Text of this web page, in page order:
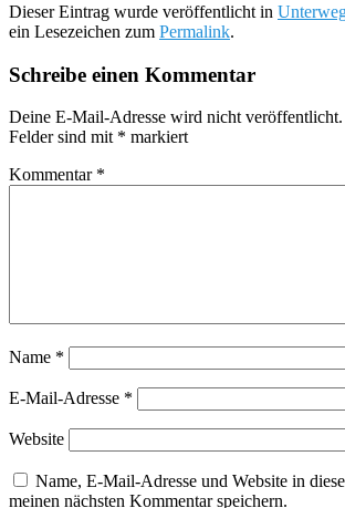
Dieser Eintrag wurde veröffentlicht in
ein Lesezeichen zum Permalink.
Schreibe einen Kommentar
Deine E-Mail-Adresse wird nicht veröffentlicht.
Felder sind mit * markiert
Kommentar *
Name *
E-Mail-Adresse *
Website
Name, E-Mail-Adresse und Website in
meinen nächsten Kommentar speichern.